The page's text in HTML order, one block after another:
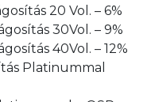
20 Vol. – 6%
30Vol. – 9%
40Vol. – 12%
Platinummal